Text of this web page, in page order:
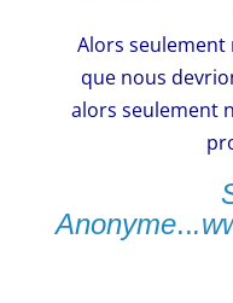
Alors seulement
que nous
alors seulement
Anonyme...